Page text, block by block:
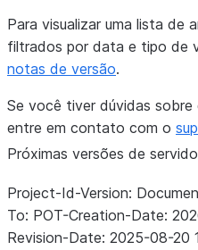
Para visualizar uma lista de
filtrados por data e tipo de
notas de versão.
Se você tiver dúvidas sobre
entre em contato com o
Próximas versões de
Project-Id-Version:
To: POT-Creation-Date:
Revision-Date: 2025-08-20